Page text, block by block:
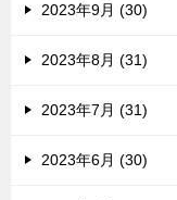
2023年9月 (30)
2023年8月 (31)
2023年7月 (31)
2023年6月 (30)